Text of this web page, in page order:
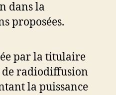
dans la
proposées.
par la titulaire
radiodiffusion
la puissance